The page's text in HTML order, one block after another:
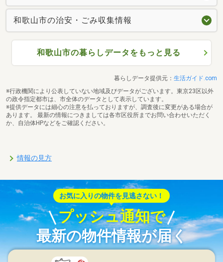
和歌山市の治安・ごみ収集情報
和歌山市の暮らしデータをもっと見る
暮らしデータ提供元： 生活ガイド.com
※行政機関により公表していない地域及びデータがございます。東京23区以外
の政令指定都市は、市全体のデータとして表示しています。
※提供データには細心の注意を払っておりますが、調査後に変更がある場合が
あります。 最新の情報につきましては各市区役所までお問い合わせいただく
か、自治体HPなどをご確認ください。
情報の見方
お気に入りの物件を見逃さない！
プッシュ通知で
最新の物件情報が届く